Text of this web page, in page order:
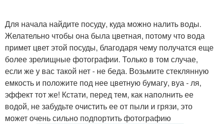
Для начала найдите посуду, куда можно налить воды.
Желательно чтобы она была цветная, потому что вода
примет цвет этой посуды, благодаря чему получатся еще
более зрелищные фотографии. Только в том случае,
если же у вас такой нет - не беда. Возьмите стеклянную
емкость и положите под нее цветную бумагу, вуа - ля,
эффект тот же! Кстати, перед тем, как наполнить ее
водой, не забудьте очистить ее от пыли и грязи, это
может очень сильно подпортить фотографию